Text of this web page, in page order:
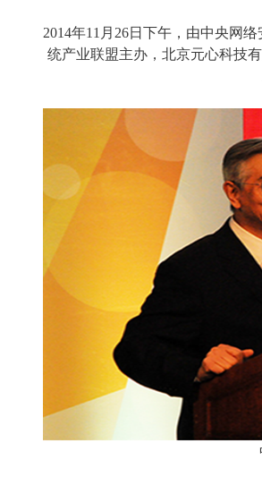
2014年1 1 月26日下午，由中央网
统产业联盟主办，北京元心科技